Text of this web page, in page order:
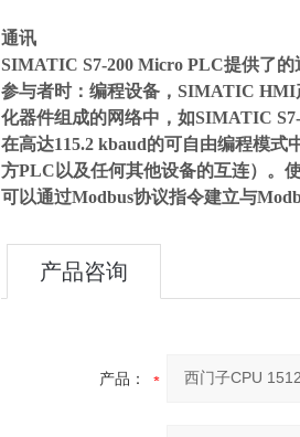
通讯
SIMATIC S7-200 Micro PLC提供了的
参与者时：编程设备，SIMATIC HMI
化器件组成的网络中，如SIMATIC
在高达115.2 kbaud的可自由编程模
方PLC以及任何其他设备的互连）。
可以通过Modbus协议指令建立与
产品咨询
产品：